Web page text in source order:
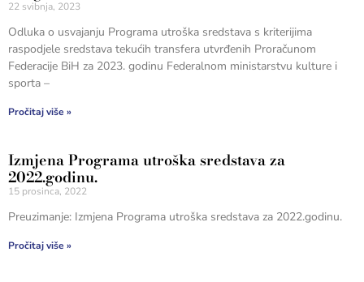
22 svibnja, 2023
Odluka o usvajanju Programa utroška sredstava s kriterijima
raspodjele sredstava tekućih transfera utvrđenih Proračunom
Federacije BiH za 2023. godinu Federalnom ministarstvu kulture i
sporta –
Pročitaj više »
Izmjena Programa utroška sredstava za
2022.godinu.
15 prosinca, 2022
Preuzimanje: Izmjena Programa utroška sredstava za 2022.godinu.
Pročitaj više »